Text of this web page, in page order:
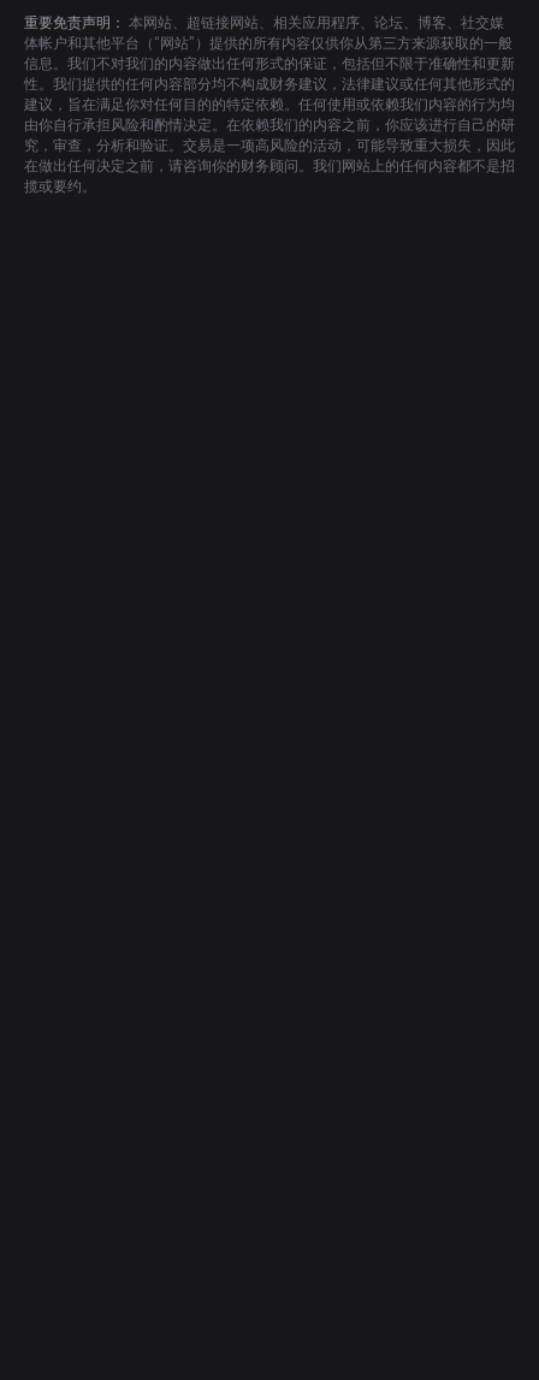
重要免责声明： 本网站、超链接网站、相关应用程序、论坛、博客、社交媒
体帐户和其他平台（“网站”）提供的所有内容仅供你从第三方来源获取的一般
信息。我们不对我们的内容做出任何形式的保证，包括但不限于准确性和更新
性。我们提供的任何内容部分均不构成财务建议，法律建议或任何其他形式的
建议，旨在满足你对任何目的的特定依赖。任何使用或依赖我们内容的行为均
由你自行承担风险和酌情决定。在依赖我们的内容之前，你应该进行自己的研
究，审查，分析和验证。交易是一项高风险的活动，可能导致重大损失，因此
在做出任何决定之前，请咨询你的财务顾问。我们网站上的任何内容都不是招
揽或要约。